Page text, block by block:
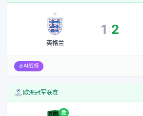
英格兰
1 :2
AI战报
欧洲冠军联赛
胜